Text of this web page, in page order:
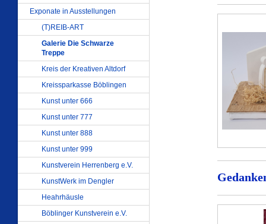
Exponate in Ausstellungen
(T)REIB-ART
Galerie Die Schwarze
Treppe
Kreis der Kreativen Altdorf
Kreissparkasse Böblingen
Kunst unter 666
Kunst unter 777
Kunst unter 888
Kunst unter 999
Kunstverein Herrenberg e.V.
KunstWerk im Dengler
Heahrhäusle
Böblinger Kunstverein e.V.